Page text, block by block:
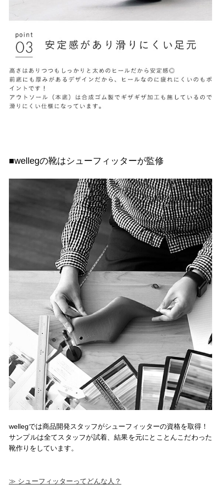
■wellegの靴はシューフィッターが監修
wellegでは商品開発スタッフがシューフィッターの資格を取得！
サンプルは全てスタッフが試着、結果を元にとことんこだわった
靴作りをしています。
≫ シューフィッターってどんな人？